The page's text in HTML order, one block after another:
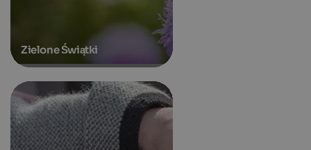
Zielone Świątki